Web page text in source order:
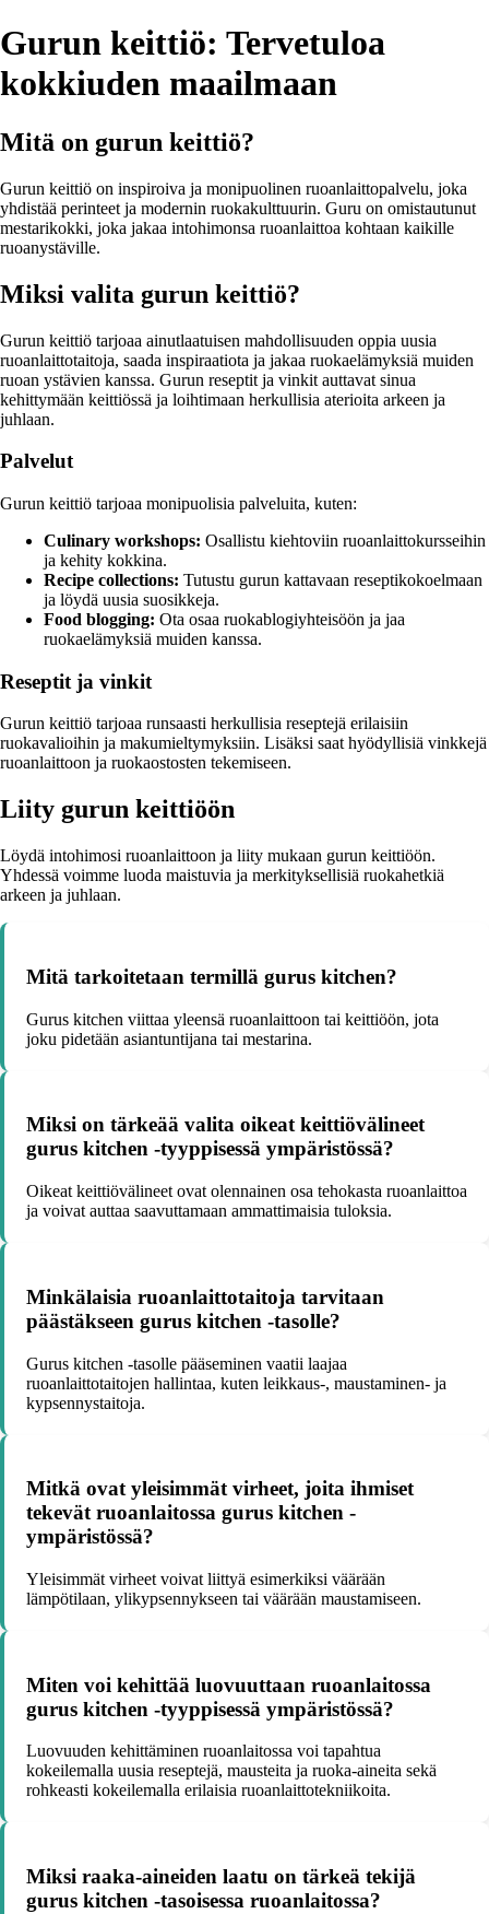
Gurun keittiö: Tervetuloa
kokkiuden maailmaan
Mitä on gurun keittiö?
Gurun keittiö on inspiroiva ja monipuolinen ruoanlaittopalvelu, joka
yhdistää perinteet ja modernin ruokakulttuurin. Guru on omistautunut
mestarikokki, joka jakaa intohimonsa ruoanlaittoa kohtaan kaikille
ruoanystäville.
Miksi valita gurun keittiö?
Gurun keittiö tarjoaa ainutlaatuisen mahdollisuuden oppia uusia
ruoanlaittotaitoja, saada inspiraatiota ja jakaa ruokaelämyksiä muiden
ruoan ystävien kanssa. Gurun reseptit ja vinkit auttavat sinua
kehittymään keittiössä ja loihtimaan herkullisia aterioita arkeen ja
juhlaan.
Palvelut
Gurun keittiö tarjoaa monipuolisia palveluita, kuten:
Culinary workshops: Osallistu kiehtoviin ruoanlaittokursseihin
ja kehity kokkina.
Recipe collections: Tutustu gurun kattavaan reseptikokoelmaan
ja löydä uusia suosikkeja.
Food blogging: Ota osaa ruokablogiyhteisöön ja jaa
ruokaelämyksiä muiden kanssa.
Reseptit ja vinkit
Gurun keittiö tarjoaa runsaasti herkullisia reseptejä erilaisiin
ruokavalioihin ja makumieltymyksiin. Lisäksi saat hyödyllisiä vinkkejä
ruoanlaittoon ja ruokaostosten tekemiseen.
Liity gurun keittiöön
Löydä intohimosi ruoanlaittoon ja liity mukaan gurun keittiöön.
Yhdessä voimme luoda maistuvia ja merkityksellisiä ruokahetkiä
arkeen ja juhlaan.
Mitä tarkoitetaan termillä gurus kitchen?
Gurus kitchen viittaa yleensä ruoanlaittoon tai keittiöön, jota
joku pidetään asiantuntijana tai mestarina.
Miksi on tärkeää valita oikeat keittiövälineet
gurus kitchen -tyyppisessä ympäristössä?
Oikeat keittiövälineet ovat olennainen osa tehokasta ruoanlaittoa
ja voivat auttaa saavuttamaan ammattimaisia tuloksia.
Minkälaisia ruoanlaittotaitoja tarvitaan
päästäkseen gurus kitchen -tasolle?
Gurus kitchen -tasolle pääseminen vaatii laajaa
ruoanlaittotaitojen hallintaa, kuten leikkaus-, maustaminen- ja
kypsennystaitoja.
Mitkä ovat yleisimmät virheet, joita ihmiset
tekevät ruoanlaitossa gurus kitchen -
ympäristössä?
Yleisimmät virheet voivat liittyä esimerkiksi väärään
lämpötilaan, ylikypsennykseen tai väärään maustamiseen.
Miten voi kehittää luovuuttaan ruoanlaitossa
gurus kitchen -tyyppisessä ympäristössä?
Luovuuden kehittäminen ruoanlaitossa voi tapahtua
kokeilemalla uusia reseptejä, mausteita ja ruoka-aineita sekä
rohkeasti kokeilemalla erilaisia ruoanlaittotekniikoita.
Miksi raaka-aineiden laatu on tärkeä tekijä
gurus kitchen -tasoisessa ruoanlaitossa?